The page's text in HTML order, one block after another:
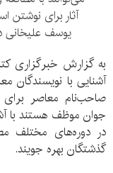
آثار برای نوشتن
یوسف علیخانی
به گزارش خبرگزاری
آشنایی با نویسندگان
صاحب‌نام معاصر برای
جوان موظف‌ هستند با
در دوره‌های مختلف
گذشتگان‌ بهره‌ جویند.